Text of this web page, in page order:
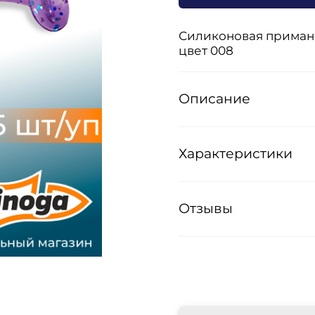
Силиконовая
цвет 008
Описание
Характеристики
Отзывы